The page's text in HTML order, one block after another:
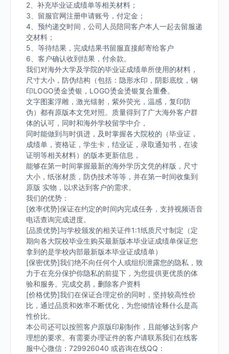
2、补充毕业证成绩单等相关材料；
3、留服官网注册申请账号，付定金；
4、预约递交时间，公司人员陪同客户本人一起去留服递
交材料；
5、等待结果，完成结果书留服直接邮寄给客户
6、客户确认收到结果，付余款。
我们对海外大学及学院的毕业证成绩单所使用的材料，
尺寸大小，防伪结构（包括：隐形水印，阴影底纹，钢
印LOGO烫金烫银，LOGO烫金烫银复合重叠。
文字图案浮雕，激光镭射，紫外荧光，温感，复印防
伪）都有原版本文凭对照。质量得到了广大海外客户群
体的认可，同时和海外学校留学中介，
同时能做到与时俱进，及时掌握各大院校的（毕业证，
成绩单，资格证，学生卡，结业证，录取通知书，在读
证明等相关材料）的版本更新信息，
能够在第一时间掌握最新的海外学历文凭的样版，尺寸
大小，纸张材质，防伪技术等等，并在第一时间收集到
原版 实物，以求达到客户的需求。
我们的优势：
[效率优势]保证在约定的时间内完成任务，支持视频语音
电话查询完成进度。
[品质优势]与学校颁发的相关证件1:1纸质尺寸制定（定
期向各大院校毕业生购买最新版本毕业证成绩单保证您
拿到的是学校内部最新版本毕业证成绩单）
[保密优势]我们绝不向任何个人或组织泄露您的隐私，致
力于在充分保护你隐私的前提下，为您提供更优质的体
验和服务。完成交易，删除客户资料
[价格优势]我们在保证合理定价的同时，坚持较高性价
比，通过品质和效率不断优化，为您倾情诠释什么是高
性价比。
本公司还可以按照客户原版印刷制作，且能够达到客户
理想的要求。有需要办理证件的客户请联系我们在线客
服中心微信：729926040 或咨询在线QQ：